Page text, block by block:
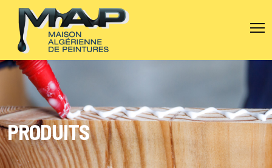
+213 (0)5 60923606 +213 (0)5 60157827
PRODUITS